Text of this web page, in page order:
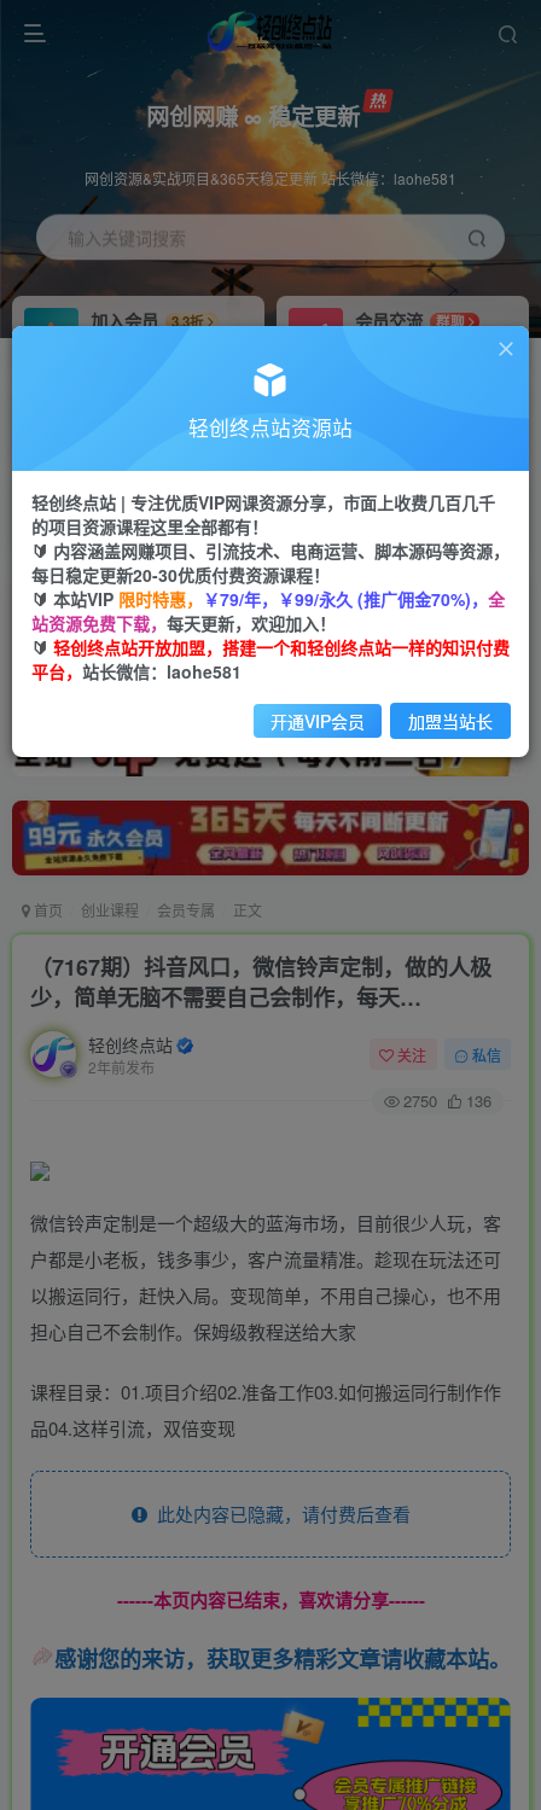
网创网赚 ∞ 稳定更新
网创资源&实战项目&365天稳定更新 站长微信：laohe581
输入关键词搜索
加入会员
3.3折
会员交流
群聊
推广返佣高达70%
投稿专区 免费
教程必须完整详细
APP下载
Down
首页 创业课程 会员专属 正文
（7167期）抖音风口，微信铃声定制，做的人极
少，简单无脑不需要自己会制作，每天…
轻创终点站
2年前发布
关注 私信
2750 136
微信铃声定制是一个超级大的蓝海市场，目前很少人玩，客
户都是小老板，钱多事少，客户流量精准。趁现在玩法还可
以搬运同行，赶快入局。变现简单，不用自己操心，也不用
担心自己不会制作。保姆级教程送给大家
课程目录：01.项目介绍02.准备工作03.如何搬运同行制作作
品04.这样引流，双倍变现
此处内容已隐藏，请付费后查看
------本页内容已结束，喜欢请分享------
感谢您的来访，获取更多精彩文章请收藏本站。
轻创终点站资源站
轻创终点站 | 专注优质VIP网课资源分享，市面上收费几百几千
的项目资源课程这里全部都有！
🔰 内容涵盖网赚项目、引流技术、电商运营、脚本源码等资源，
每日稳定更新20-30优质付费资源课程！
🔰 本站VIP 限时特惠， ￥79/年，￥99/永久 (推广佣金70%)， 全
站资源免费下载， 每天更新，欢迎加入！
🔰 轻创终点站开放加盟，搭建一个和轻创终点站一样的知识付费
平台， 站长微信：laohe581
开通VIP会员 加盟当站长